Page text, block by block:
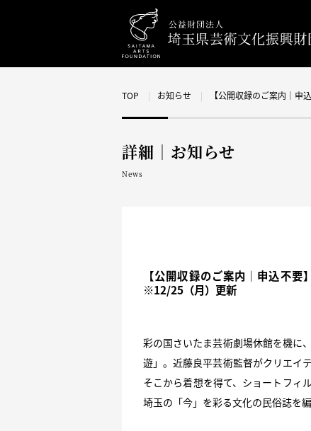
TOP お知らせ 【公開収録のご案内｜
詳細｜お知らせ
News
【公開収録のご案内｜申込不
※12/25（月）更新
彩の国さいたま芸術劇場休館を機に
遊」。近藤良平芸術監督がクリエイ
そこから着想を得て、ショートフィ
埼玉の「今」を彩る文化の民俗誌を編